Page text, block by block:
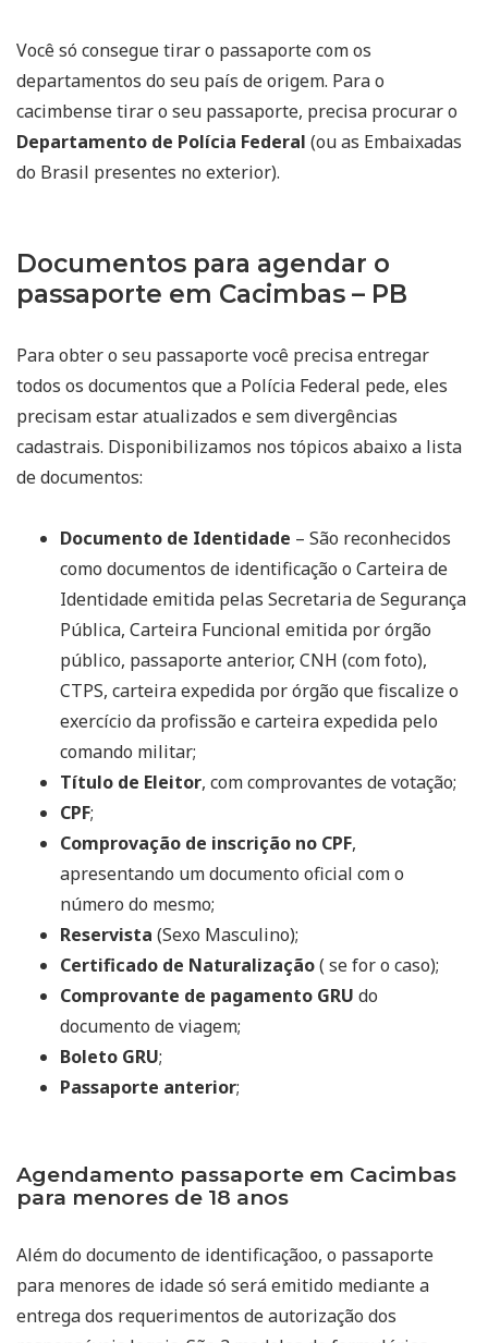
Você só consegue tirar o passaporte com os
departamentos do seu país de origem. Para o
cacimbense tirar o seu passaporte, precisa procurar o
Departamento de Polícia Federal (ou as Embaixadas
do Brasil presentes no exterior).
Documentos para agendar o
passaporte em Cacimbas – PB
Para obter o seu passaporte você precisa entregar
todos os documentos que a Polícia Federal pede, eles
precisam estar atualizados e sem divergências
cadastrais. Disponibilizamos nos tópicos abaixo a lista
de documentos:
Documento de Identidade – São reconhecidos
como documentos de identificação o Carteira de
Identidade emitida pelas Secretaria de Segurança
Pública, Carteira Funcional emitida por órgão
público, passaporte anterior, CNH (com foto),
CTPS, carteira expedida por órgão que fiscalize o
exercício da profissão e carteira expedida pelo
comando militar;
Título de Eleitor, com comprovantes de votação;
CPF;
Comprovação de inscrição no CPF,
apresentando um documento oficial com o
número do mesmo;
Reservista (Sexo Masculino);
Certificado de Naturalização( se for o caso);
Comprovante de pagamento GRU do
documento de viagem;
Boleto GRU;
Passaporte anterior;
Agendamento passaporte em Cacimbas
para menores de 18 anos
Além do documento de identificaçãoo, o passaporte
para menores de idade só será emitido mediante a
entrega dos requerimentos de autorização dos